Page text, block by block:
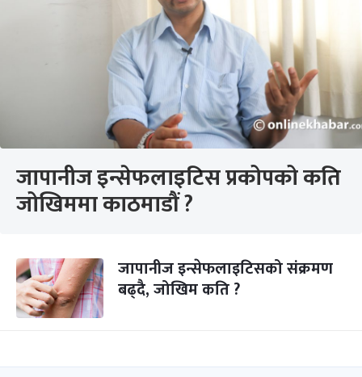
जापानीज इन्सेफलाइटिस प्रकोपको कति
जोखिममा काठमाडौं ?
जापानीज इन्सेफलाइटिसको संक्रमण
बढ्दै, जोखिम कति ?